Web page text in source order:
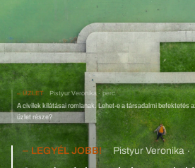
ÜZLET Pistyur Veronika perc
A civilek kilátásai romlanak. Lehet-e a társadalmi befektetés az
üzlet része?
LEGYÉL JOBB! Pistyur Veronika 18 perc